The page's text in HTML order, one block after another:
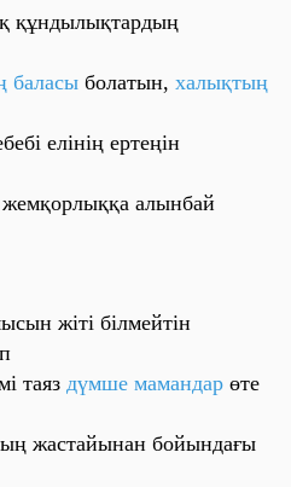
құндылықтардың
баласы болатын, халықтың
елінің ертеңін
алынбай
жіті білмейтін
таяз дүмше мамандар өте
жастайынан бойындағы